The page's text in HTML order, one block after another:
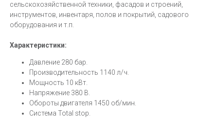
сельскохозяйственной техники, фасадов и строений,
инструментов, инвентаря, полов и покрытий, садового
оборудования и т.п.
Характеристики:
Давление 280 бар.
Производительность 1140 л/ч.
Мощность 10 кВт.
Напряжение 380 В.
Обороты двигателя 1450 об/мин.
Система Total stop.